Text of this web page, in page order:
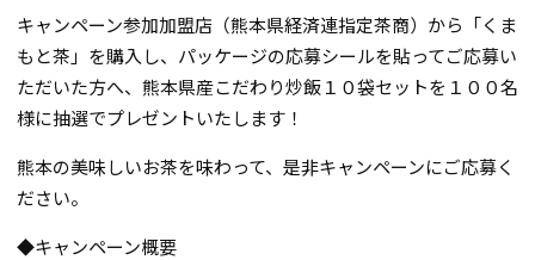
キャンペーン参加加盟店（熊本県経済連指定茶商）から「くま
もと茶」を購入し、パッケージの応募シールを貼ってご応募い
ただいた方へ、熊本県産こだわり炒飯１０袋セットを１００名
様に抽選でプレゼントいたします！
熊本の美味しいお茶を味わって、是非キャンペーンにご応募く
ださい。
◆キャンペーン概要